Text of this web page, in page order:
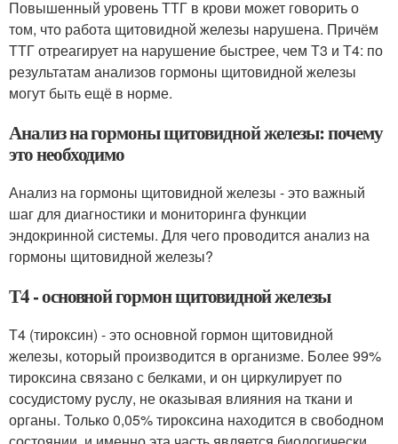
Повышенный уровень ТТГ в крови может говорить о
том, что работа щитовидной железы нарушена. Причём
ТТГ отреагирует на нарушение быстрее, чем Т3 и Т4: по
результатам анализов гормоны щитовидной железы
могут быть ещё в норме.
Анализ на гормоны щитовидной железы: почему
это необходимо
Анализ на гормоны щитовидной железы - это важный
шаг для диагностики и мониторинга функции
эндокринной системы. Для чего проводится анализ на
гормоны щитовидной железы?
Т4 - основной гормон щитовидной железы
Т4 (тироксин) - это основной гормон щитовидной
железы, который производится в организме. Более 99%
тироксина связано с белками, и он циркулирует по
сосудистому руслу, не оказывая влияния на ткани и
органы. Только 0,05% тироксина находится в свободном